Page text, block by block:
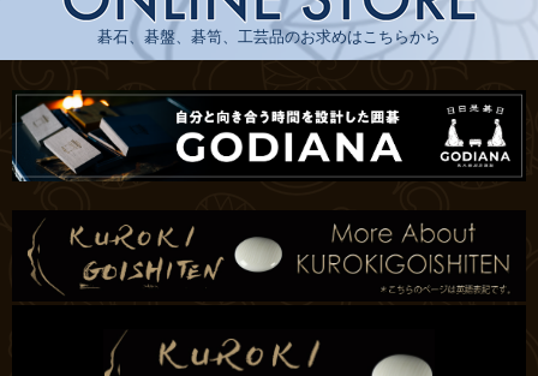
碁石、碁盤、碁笥、工芸品のお求めはこちらから